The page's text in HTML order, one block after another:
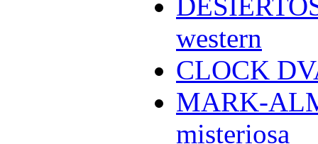
western
CLOCK
MARK-
misteriosa